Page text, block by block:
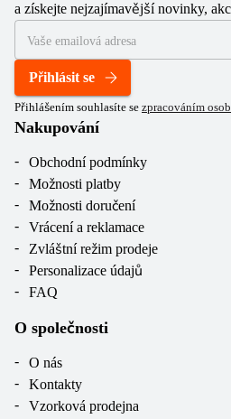
a získejte nejzajímavější novinky,
Přihlásit se
Přihlášením souhlasíte se zpracováním
Nakupování
Obchodní podmínky
Možnosti platby
Možnosti doručení
Vrácení a reklamace
Zvláštní režim prodeje
Personalizace údajů
FAQ
O společnosti
O nás
Kontakty
Vzorková prodejna